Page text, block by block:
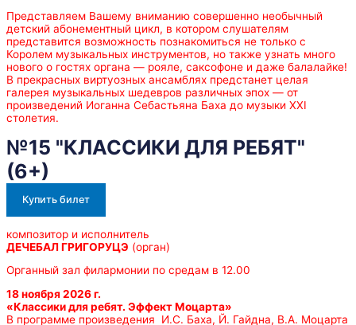
Представляем Вашему вниманию совершенно необычный
детский абонементный цикл, в котором слушателям
представится возможность познакомиться не только с
Королем музыкальных инструментов, но также узнать много
нового о гостях органа — рояле, саксофоне и даже балалайке!
В прекрасных виртуозных ансамблях предстанет целая
галерея музыкальных шедевров различных эпох — от
произведений Иоганна Себастьяна Баха до музыки XXI
столетия.
№15 "КЛАССИКИ ДЛЯ РЕБЯТ"
(6+)
Купить билет
композитор и исполнитель
ДЕЧЕБАЛ ГРИГОРУЦЭ (орган)
Органный зал филармонии по средам в 12.00
18 ноября 2026 г.
«Классики для ребят. Эффект Моцарта»
В программе произведения И.С. Баха, Й. Гайдна, В.А. Моцарта